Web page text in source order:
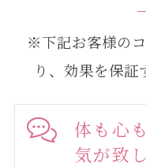
※下記お客様の
り、効果を保証
体も心
気が致